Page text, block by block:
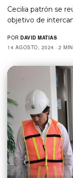
Cecilia patrón se
objetivo de
POR DAVID MATIAS
14 AGOSTO, 2024
2